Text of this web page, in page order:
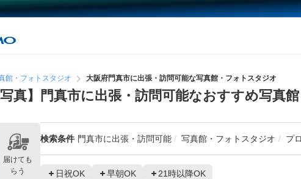
館・フォトスタジオ 大阪府門真市に出張・訪問可能な写真館・フォトスタジオ
写真】門真市に出張・訪問可能なおすすめ写真
検索条件 門真市に出張・訪問可能 写真館・フォトスタジオ プ
日祝OK 早朝OK 21時以降OK
届けても
らう